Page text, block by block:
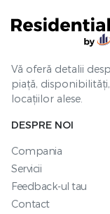
Vă oferă detalii
piață,
locațiilor alese.
DESPRE NOI
Compania
Servicii
Feedback-ul tau
Contact